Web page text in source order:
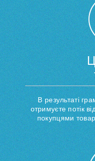
В результаті
отримуєте потік
покупцями